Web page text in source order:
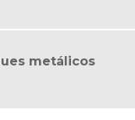
metálicos